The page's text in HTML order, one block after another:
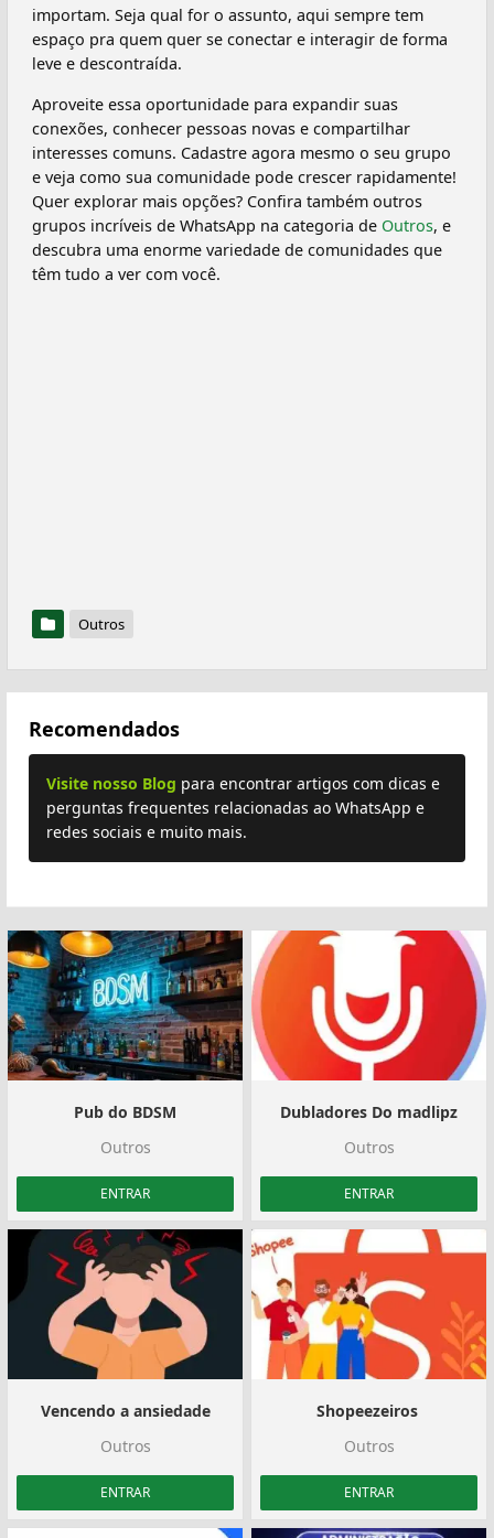
importam. Seja qual for o assunto, aqui sempre tem
espaço pra quem quer se conectar e interagir de forma
leve e descontraída.
Aproveite essa oportunidade para expandir suas
conexões, conhecer pessoas novas e compartilhar
interesses comuns. Cadastre agora mesmo o seu grupo
e veja como sua comunidade pode crescer rapidamente!
Quer explorar mais opções? Confira também outros
grupos incríveis de WhatsApp na categoria de Outros, e
descubra uma enorme variedade de comunidades que
têm tudo a ver com você.
Outros
Recomendados
Visite nosso Blog para encontrar artigos com dicas e
perguntas frequentes relacionadas ao WhatsApp e
redes sociais e muito mais.
Pub do BDSM
Outros
ENTRAR
️Dubladores Do madlipz️
Outros
ENTRAR
Vencendo a ansiedade
Outros
ENTRAR
Shopeezeiros ️
Outros
ENTRAR